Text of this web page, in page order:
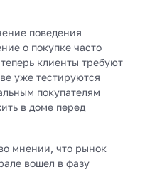
поведения
о покупке часто
клиенты требуют
уже тестируются
покупателям
в доме перед
мнении, что рынок
вошел в фазу